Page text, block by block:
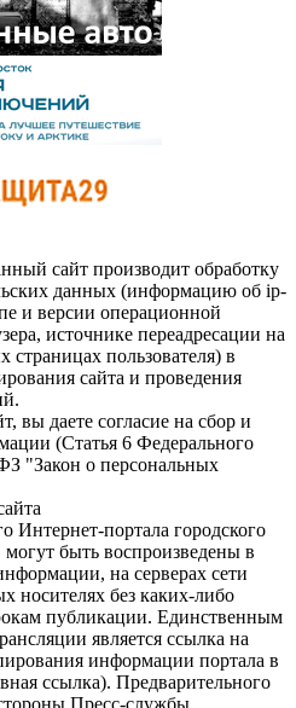
сайт производит обработку
данных (информацию об ip-
и версии операционной
источнике переадресации на
страницах пользователя) в
сайта и проведения
вы даете согласие на сбор и
(Статья 6 Федерального
"Закон о персональных
Интернет-портала городского
быть воспроизведены в
на серверах сети
носителях без каких-либо
публикации. Единственным
является ссылка на
информации портала в
ссылка). Предварительного
Пресс-службы